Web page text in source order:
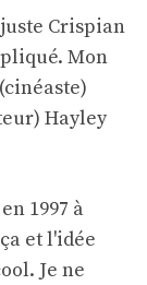
Crispian
Mon
Hayley
1997 à
et l'idée
Je ne